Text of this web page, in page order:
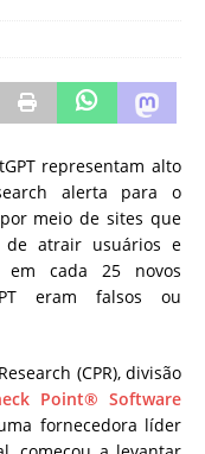
representam alto
alerta para o
meio de sites que
de atrair usuários e
em cada 25 novos
eram falsos ou
(CPR), divisão
Point® Software
uma fornecedora líder